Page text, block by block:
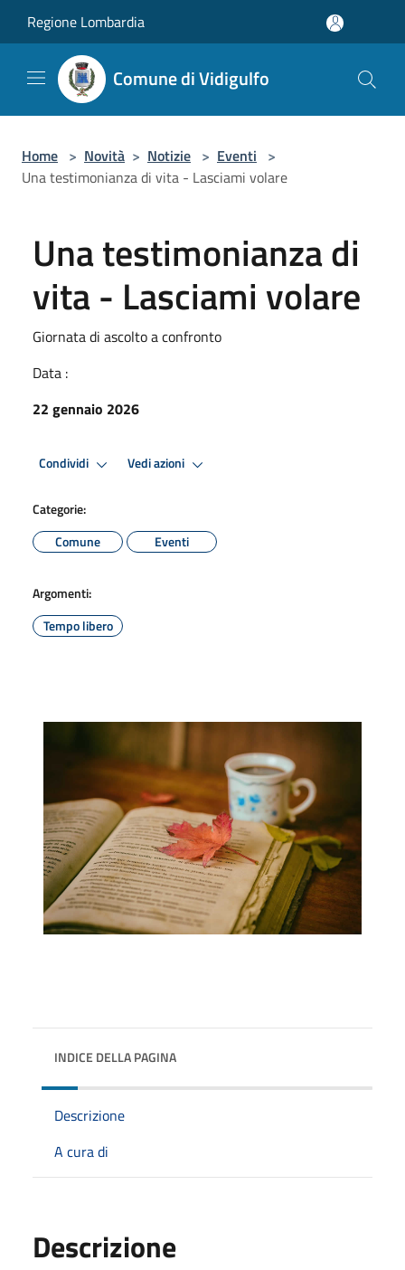
Regione Lombardia
Comune di Vidigulfo
Home > Novità > Notizie > Eventi >
Una testimonianza di vita - Lasciami volare
Una testimonianza di
vita - Lasciami volare
Giornata di ascolto a confronto
Data :
22 gennaio 2026
Condividi Vedi azioni
Categorie:
Comune
Eventi
Argomenti:
Tempo libero
INDICE DELLA PAGINA
Descrizione
A cura di
Descrizione